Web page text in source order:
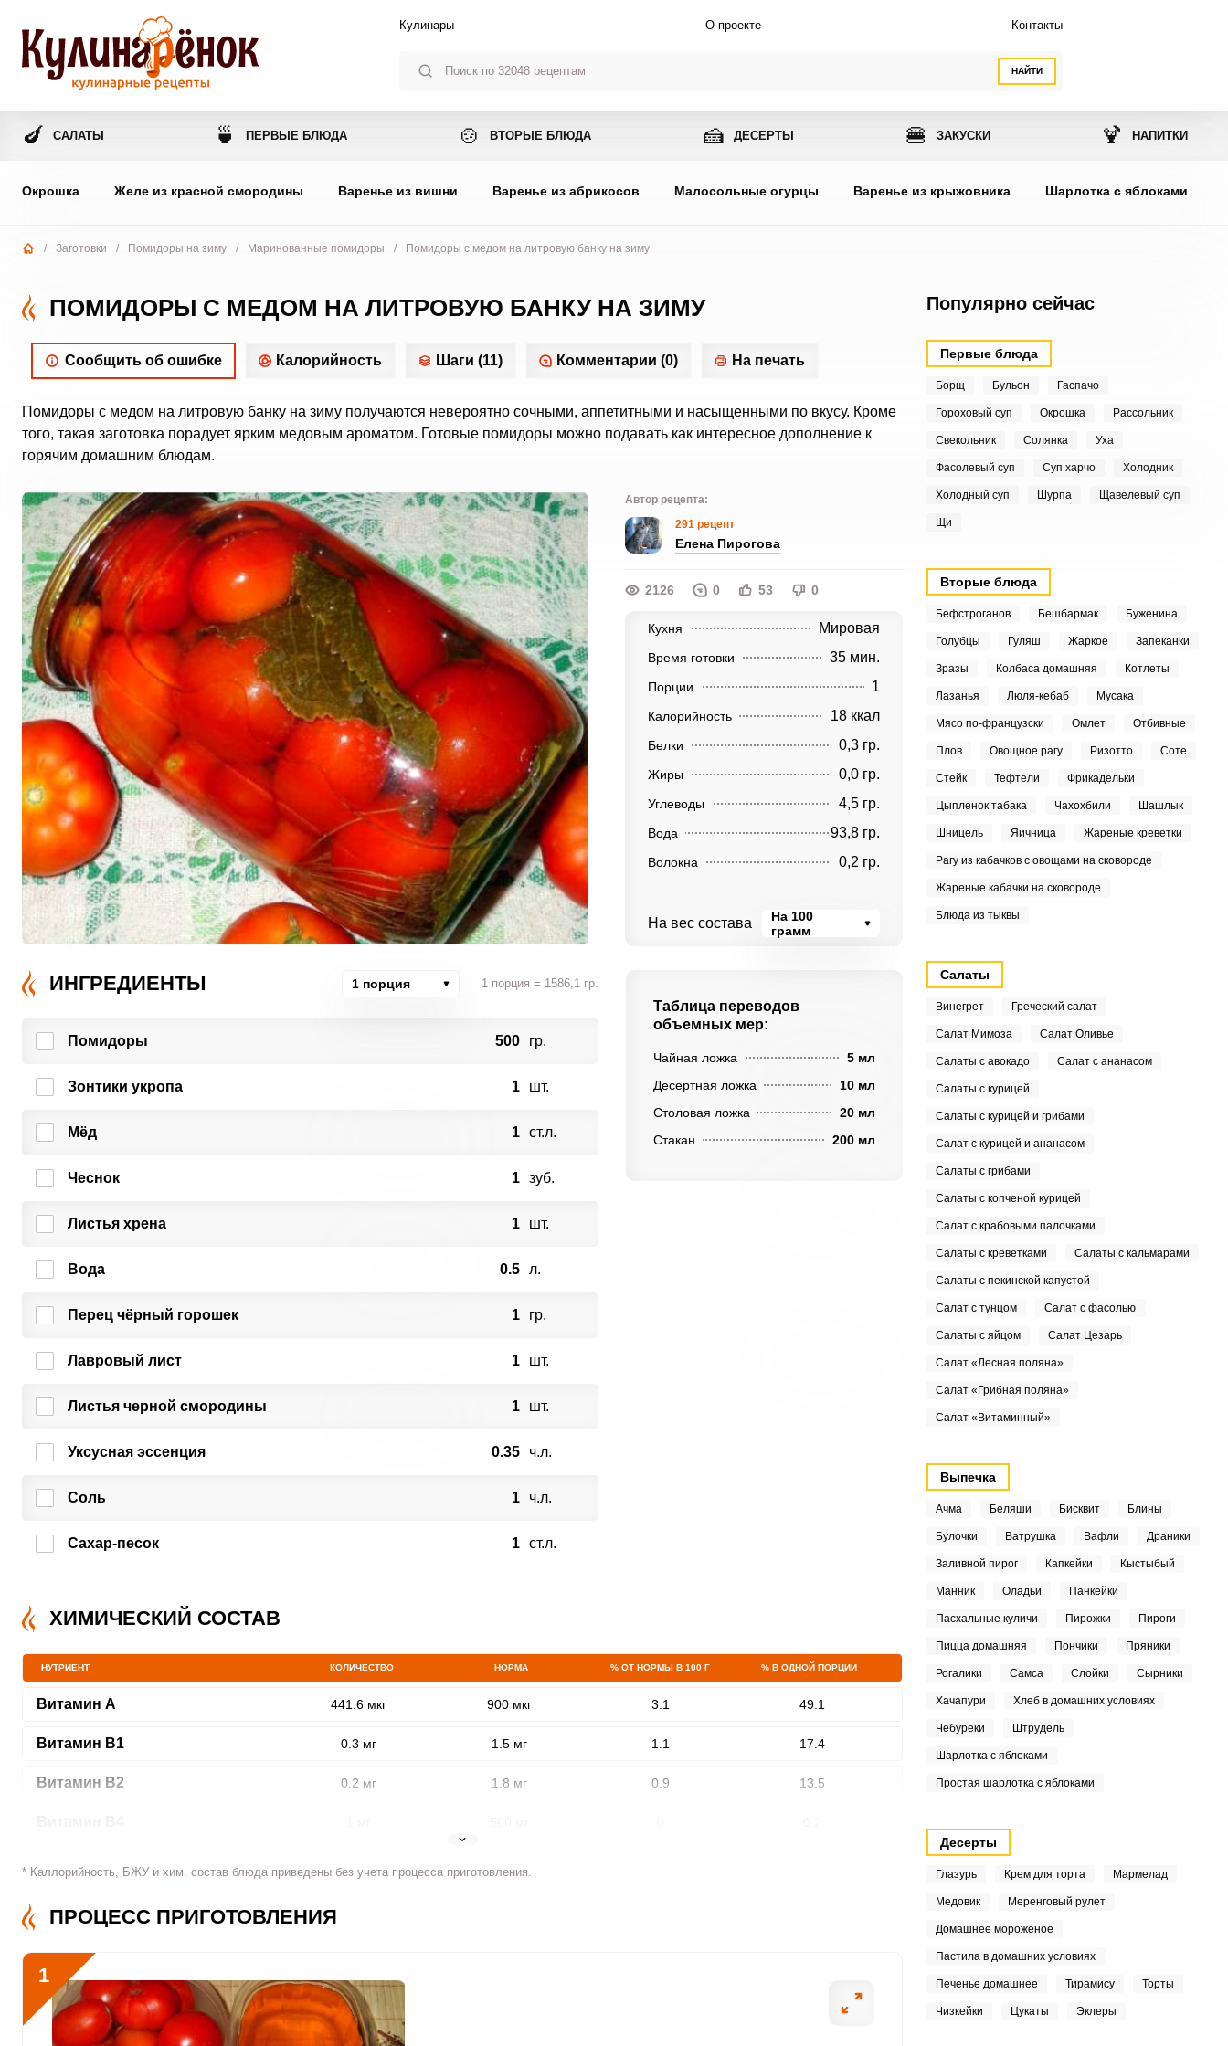
НАЙТИ
Кулинары О проекте Контакты
🍆 САЛАТЫ 🍵 ПЕРВЫЕ БЛЮДА 🍲 ВТОРЫЕ БЛЮДА 🍰 ДЕСЕРТЫ 🍔 ЗАКУСКИ 🍹 НАПИТКИ
Окрошка Желе из красной смородины Варенье из вишни Варенье из абрикосов Малосольные огурцы Варенье из крыжовника Шарлотка с яблоками
/ Заготовки / Помидоры на зиму / Маринованные помидоры / Помидоры с медом на литровую банку на зиму
ПОМИДОРЫ С МЕДОМ НА ЛИТРОВУЮ БАНКУ НА ЗИМУ
Сообщить об ошибке Калорийность Шаги (11) Комментарии (0) На печать
Помидоры с медом на литровую банку на зиму получаются невероятно сочными, аппетитными и насыщенными по вкусу. Кроме
того, такая заготовка порадует ярким медовым ароматом. Готовые помидоры можно подавать как интересное дополнение к
горячим домашним блюдам.
Автор рецепта:
291 рецепт
Елена Пирогова
2126 0 53 0
Кухня Мировая
Время готовки 35 мин.
Порции 1
Калорийность 18 ккал
Белки 0,3 гр.
Жиры 0,0 гр.
Углеводы 4,5 гр.
Вода 93,8 гр.
Волокна 0,2 гр.
На вес состава
На 100
грамм
ИНГРЕДИЕНТЫ 1 порция 1 порция = 1586,1 гр.
Помидоры 500 гр.
Зонтики укропа 1 шт.
Мёд 1 ст.л.
Чеснок 1 зуб.
Листья хрена 1 шт.
Вода 0.5 л.
Перец чёрный горошек 1 гр.
Лавровый лист 1 шт.
Листья черной смородины 1 шт.
Уксусная эссенция 0.35 ч.л.
Соль 1 ч.л.
Сахар-песок 1 ст.л.
Таблица переводов
объемных мер:
Чайная ложка
5 мл
Десертная ложка
10 мл
Столовая ложка
20 мл
Стакан
200 мл
ХИМИЧЕСКИЙ СОСТАВ
НУТРИЕНТ КОЛИЧЕСТВО НОРМА % ОТ НОРМЫ В 100 Г % В ОДНОЙ ПОРЦИИ
Витамин A 441.6 мкг 900 мкг 3.1 49.1
Витамин В1 0.3 мг 1.5 мг 1.1 17.4
Витамин В2 0.2 мг 1.8 мг 0.9 13.5
Витамин В12 0
Витамин С 111.4 мкг
* Каллорийность, БЖУ и хим. состав блюда приведены без учета процесса приготовления.
ПРОЦЕСС ПРИГОТОВЛЕНИЯ
1
Популярно сейчас
Первые блюда
Борщ Бульон Гаспачо
Гороховый суп Окрошка Рассольник
Свекольник Солянка Уха
Фасолевый суп Суп харчо Холодник
Холодный суп Шурпа Щавелевый суп
Щи
Вторые блюда
Бефстроганов Бешбармак Буженина
Голубцы Гуляш Жаркое Запеканки
Зразы Колбаса домашняя Котлеты
Лазанья Люля-кебаб Мусака
Мясо по-французски Омлет Отбивные
Плов Овощное рагу Ризотто Соте
Стейк Тефтели Фрикадельки
Цыпленок табака Чахохбили Шашлык
Шницель Яичница Жареные креветки
Рагу из кабачков с овощами на сковороде
Жареные кабачки на сковороде
Блюда из тыквы
Салаты
Винегрет Греческий салат
Салат Мимоза Салат Оливье
Салаты с авокадо Салат с ананасом
Салаты с курицей
Салаты с курицей и грибами
Салат с курицей и ананасом
Салаты с грибами
Салаты с копченой курицей
Салат с крабовыми палочками
Салаты с креветками Салаты с кальмарами
Салаты с пекинской капустой
Салат с тунцом Салат с фасолью
Салаты с яйцом Салат Цезарь
Салат «Лесная поляна»
Салат «Грибная поляна»
Салат «Витаминный»
Выпечка
Ачма Беляши Бисквит Блины
Булочки Ватрушка Вафли Драники
Заливной пирог Капкейки Кыстыбый
Манник Оладьи Панкейки
Пасхальные куличи Пирожки Пироги
Пицца домашняя Пончики Пряники
Рогалики Самса Слойки Сырники
Хачапури Хлеб в домашних условиях
Чебуреки Штрудель
Шарлотка с яблоками
Простая шарлотка с яблоками
Десерты
Глазурь Крем для торта Мармелад
Медовик Меренговый рулет
Домашнее мороженое
Пастила в домашних условиях
Печенье домашнее Тирамису Торты
Чизкейки Цукаты Эклеры
2 ИЗ 11